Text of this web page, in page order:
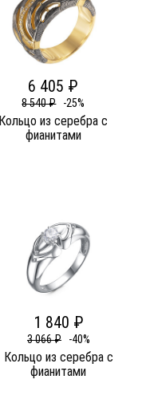
6 405 ₽
8 540 ₽ -25%
Кольцо из серебра c
фианитами
1 840 ₽
3 066 ₽ -40%
Кольцо из серебра c
фианитами